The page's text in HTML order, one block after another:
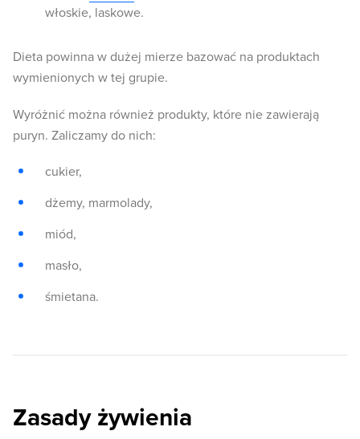
włoskie, laskowe.
Dieta powinna w dużej mierze bazować na produktach
wymienionych w tej grupie.
Wyróżnić można również produkty, które nie zawierają
puryn. Zaliczamy do nich:
cukier,
dżemy, marmolady,
miód,
masło,
śmietana.
Zasady żywienia